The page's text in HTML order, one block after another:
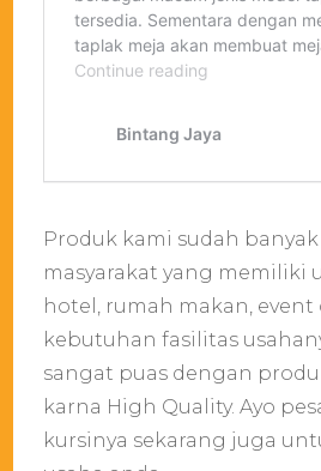
Produk kami sudah
masyarakat yang memiliki
hotel, rumah makan,
kebutuhan fasilitas
sangat puas dengan
karna High Quality. Ayo
kursinya sekarang juga